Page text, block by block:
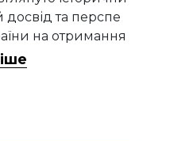
досвід та перспе
на отримання
а також надано о